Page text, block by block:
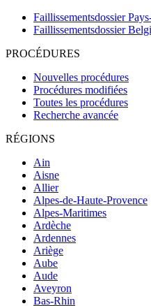
Faillissementsdossier
Faillissementsdossier
PROCÉDURES
Nouvelles procédures
Procédures modifiées
Toutes les procédures
Recherche avancée
RÉGIONS
Ain
Aisne
Allier
Alpes-de-Haute-Provence
Alpes-Maritimes
Ardèche
Ardennes
Ariège
Aube
Aude
Aveyron
Bas-Rhin